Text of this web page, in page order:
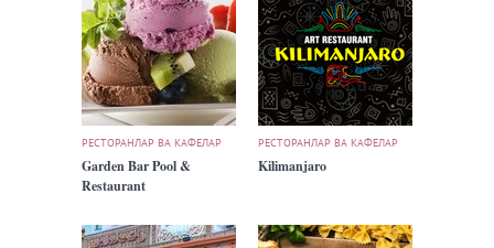
РЕСТОРАНЛАР ВА КАФЕЛАР
Garden Bar Pool &
Restaurant
РЕСТОРАНЛАР ВА КАФЕЛАР
Kilimanjaro